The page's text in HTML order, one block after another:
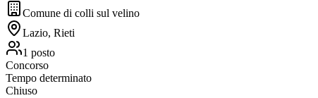
Comune di colli sul velino
Lazio, Rieti
1 posto
Concorso
Tempo determinato
Chiuso